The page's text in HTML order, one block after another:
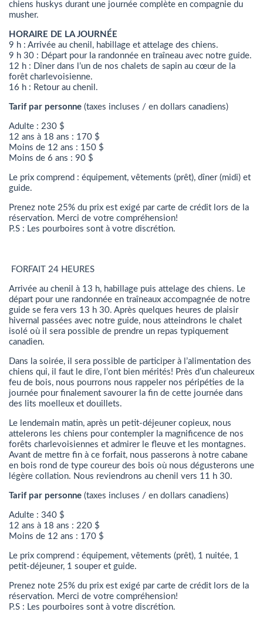
chiens huskys durant une journée complète en compagnie du
musher.
HORAIRE DE LA JOURNÉE
9 h : Arrivée au chenil, habillage et attelage des chiens.
9 h 30 : Départ pour la randonnée en traîneau avec notre guide.
12 h : Dîner dans l’un de nos chalets de sapin au cœur de la
forêt charlevoisienne.
16 h : Retour au chenil.
Tarif par personne (taxes incluses / en dollars canadiens)
Adulte : 230 $
12 ans à 18 ans : 170 $
Moins de 12 ans : 150 $
Moins de 6 ans : 90 $
Le prix comprend : équipement, vêtements (prêt), dîner (midi) et
guide.
Prenez note 25% du prix est exigé par carte de crédit lors de la
réservation. Merci de votre compréhension!
P.S : Les pourboires sont à votre discrétion.
FORFAIT 24 HEURES
Arrivée au chenil à 13 h, habillage puis attelage des chiens. Le
départ pour une randonnée en traîneaux accompagnée de notre
guide se fera vers 13 h 30. Après quelques heures de plaisir
hivernal passées avec notre guide, nous atteindrons le chalet
isolé où il sera possible de prendre un repas typiquement
canadien.
Dans la soirée, il sera possible de participer à l’alimentation des
chiens qui, il faut le dire, l’ont bien mérités! Près d’un chaleureux
feu de bois, nous pourrons nous rappeler nos péripéties de la
journée pour finalement savourer la fin de cette journée dans
des lits moelleux et douillets.
Le lendemain matin, après un petit-déjeuner copieux, nous
attelerons les chiens pour contempler la magnificence de nos
forêts charlevoisiennes et admirer le fleuve et les montagnes.
Avant de mettre fin à ce forfait, nous passerons à notre cabane
en bois rond de type coureur des bois où nous dégusterons une
légère collation. Nous reviendrons au chenil vers 11 h 30.
Tarif par personne (taxes incluses / en dollars canadiens)
Adulte : 340 $
12 ans à 18 ans : 220 $
Moins de 12 ans : 170 $
Le prix comprend : équipement, vêtements (prêt), 1 nuitée, 1
petit-déjeuner, 1 souper et guide.
Prenez note 25% du prix est exigé par carte de crédit lors de la
réservation. Merci de votre compréhension!
P.S : Les pourboires sont à votre discrétion.